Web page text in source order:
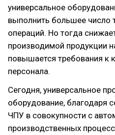
универсальное
выполнить большее число
операций. Но тогда
производимой продукции
повышается требования к
персонала.
Сегодня, универсальное
оборудование, благодаря
ЧПУ в совокупности с
производственных